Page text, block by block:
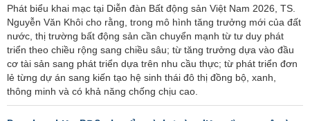
Phát biểu khai mạc tại Diễn đàn Bất động sản Việt Nam 2026, TS.
Nguyễn Văn Khôi cho rằng, trong mô hình tăng trưởng mới của đất
nước, thị trường bất động sản cần chuyển mạnh từ tư duy phát
triển theo chiều rộng sang chiều sâu; từ tăng trưởng dựa vào đầu
cơ tài sản sang phát triển dựa trên nhu cầu thực; từ phát triển đơn
lẻ từng dự án sang kiến tạo hệ sinh thái đô thị đồng bộ, xanh,
thông minh và có khả năng chống chịu cao.